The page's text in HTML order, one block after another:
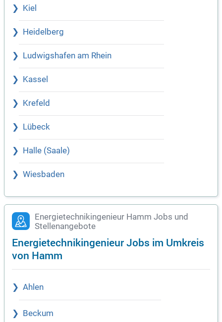
Kiel
Heidelberg
Ludwigshafen am Rhein
Kassel
Krefeld
Lübeck
Halle (Saale)
Wiesbaden
Energietechnikingenieur Hamm Jobs und
Stellenangebote
Energietechnikingenieur Jobs im Umkreis
von Hamm
Ahlen
Beckum